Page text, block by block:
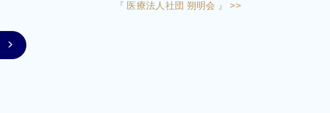
『 医療法人社団 朔明会 』 >>